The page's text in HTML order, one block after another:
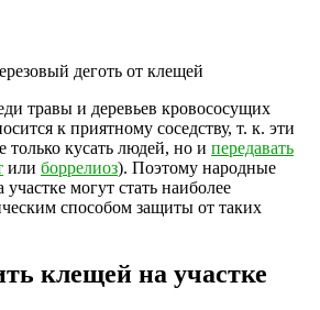
деготь от клещей
травы и деревьев кровососущих
к приятному соседству, т. к. эти
только кусать людей, но и передавать
или боррелиоз). Поэтому народные
могут стать наиболее
способом защиты от таких
клещей на участке